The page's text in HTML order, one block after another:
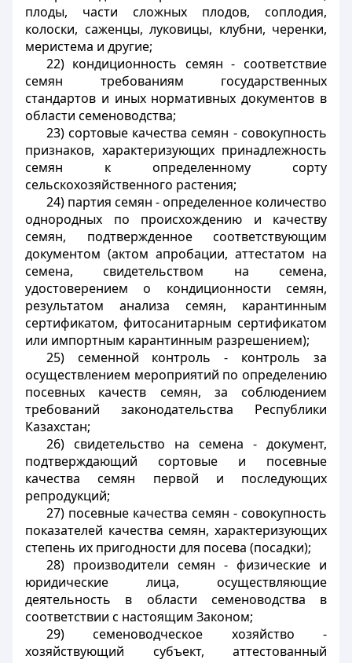
плоды, части сложных плодов, соплодия,
колоски, саженцы, луковицы, клубни, черенки,
меристема и другие;
22) кондиционность семян - соответствие
семян требованиям государственных
стандартов и иных нормативных документов в
области семеноводства;
23) сортовые качества семян - совокупность
признаков, характеризующих принадлежность
семян к определенному сорту
сельскохозяйственного растения;
24) партия семян - определенное количество
однородных по происхождению и качеству
семян, подтвержденное соответствующим
документом (актом апробации, аттестатом на
семена, свидетельством на семена,
удостоверением о кондиционности семян,
результатом анализа семян, карантинным
сертификатом, фитосанитарным сертификатом
или импортным карантинным разрешением);
25) семенной контроль - контроль за
осуществлением мероприятий по определению
посевных качеств семян, за соблюдением
требований законодательства Республики
Казахстан;
26) свидетельство на семена - документ,
подтверждающий сортовые и посевные
качества семян первой и последующих
репродукций;
27) посевные качества семян - совокупность
показателей качества семян, характеризующих
степень их пригодности для посева (посадки);
28) производители семян - физические и
юридические лица, осуществляющие
деятельность в области семеноводства в
соответствии с настоящим Законом;
29) семеноводческое хозяйство -
хозяйствующий субъект, аттестованный